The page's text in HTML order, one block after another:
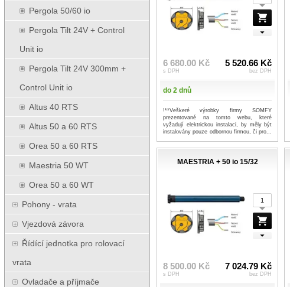
Pergola 50/60 io
Pergola Tilt 24V + Control
Unit io
Pergola Tilt 24V 300mm +
Control Unit io
Altus 40 RTS
Altus 50 a 60 RTS
Orea 50 a 60 RTS
Maestria 50 WT
Orea 50 a 60 WT
Pohony - vrata
Vjezdová závora
Řídící jednotka pro rolovací
vrata
Ovladače a příjmače
6 680.00 Kč
s DPH
5 520.66 Kč
bez DPH
do 2 dnů
!**Veškeré výrobky firmy SOMFY
prezentované na tomto webu, které
vyžadují elektrickou instalaci, by měly být
instalovány pouze odbornou firmou, či pro...
MAESTRIA + 50 io 15/32
8 500.00 Kč
s DPH
7 024.79 Kč
bez DPH